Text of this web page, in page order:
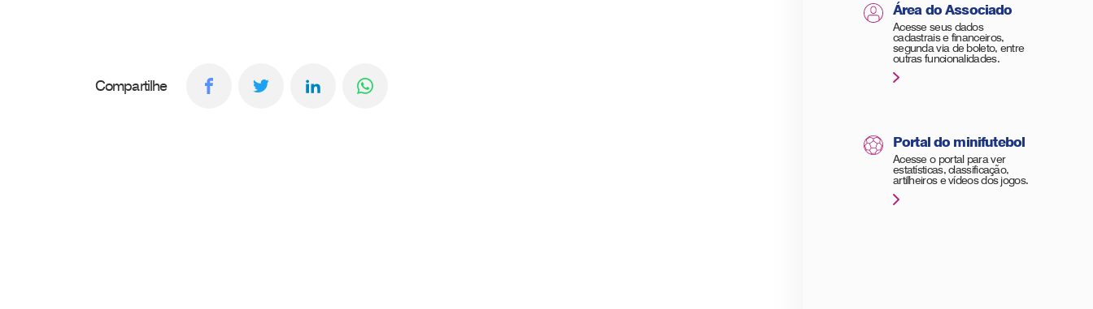
Compartilhe
Área do Associado
Acesse seus dados
cadastrais e financeiros,
segunda via de boleto, entre
outras funcionalidades.
Portal do minifutebol
Acesse o portal para ver
estatísticas, classificação,
artilheiros e vídeos dos jogos.